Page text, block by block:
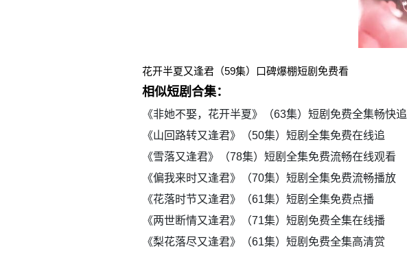
花开半夏又逢君（59集）口碑爆棚短剧免费看
相似短剧合集：
《非她不娶，花开半夏》（63集）短剧免费全集畅快追
《山回路转又逢君》（50集）短剧全集免费在线追
《雪落又逢君》（78集）短剧全集免费流畅在线观看
《偏我来时又逢君》（70集）短剧全集免费流畅播放
《花落时节又逢君》（61集）短剧全集免费点播
《两世断情又逢君》（71集）短剧免费全集在线播
《梨花落尽又逢君》（61集）短剧免费全集高清赏